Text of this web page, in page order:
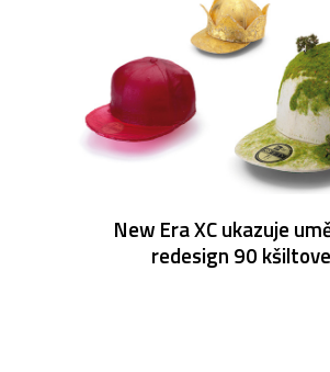
New Era XC ukazuje
redesign 90